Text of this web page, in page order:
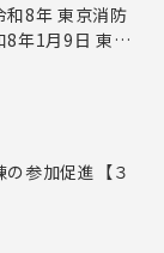
和8年 東京消防
8年1月9日 東京
ス No.814）
参加促進【３